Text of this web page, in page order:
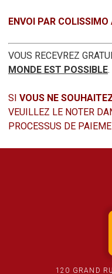
ENVOI PAR COLISSIMO
VOUS RECEVREZ
MONDE EST POSSIBLE.
SI VOUS NE
VEUILLEZ LE NOTER
PROCESSUS DE
120 GRAND